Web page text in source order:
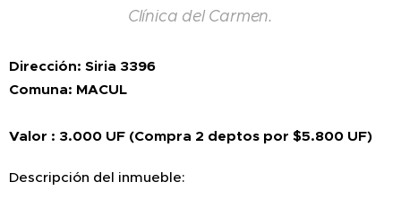
Clínica del Carmen.
Dirección: Siria 3396
Comuna: MACUL
Valor : 3.000 UF (Compra 2 deptos por $5.800 UF)
Descripción del inmueble: